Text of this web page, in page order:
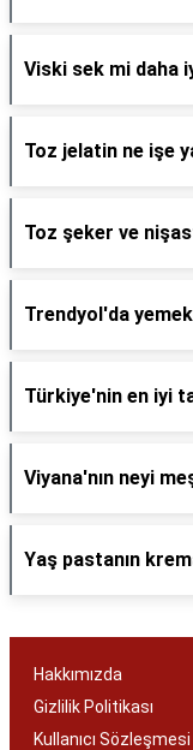
Viski sek mi daha
Toz jelatin ne işe
Toz şeker ve
Trendyol'da
Türkiye'nin en iyi
Viyana'nın neyi
Yaş pastanın
Hakkımızda
Gizlilik Politikası
Kullanıcı Sözleşmesi